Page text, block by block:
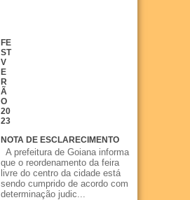
FE
ST
V
E
R
Ã
O
20
23
NOTA DE ESCLARECIMENTO
A prefeitura de Goiana informa
que o reordenamento da feira
livre do centro da cidade está
sendo cumprido de acordo com
determinação judic...